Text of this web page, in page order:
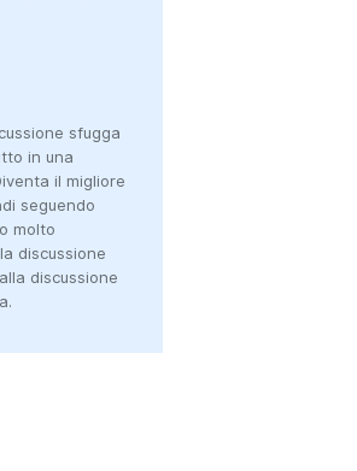
sfugga
in una
il migliore
seguendo
molto
discussione
discussione